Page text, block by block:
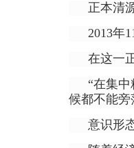
正本清
2013年
在这一
“在集
候都不能旁
意识形